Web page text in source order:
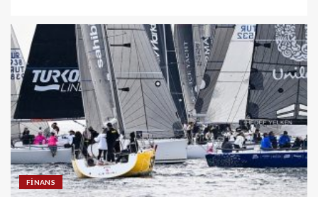
FINANS